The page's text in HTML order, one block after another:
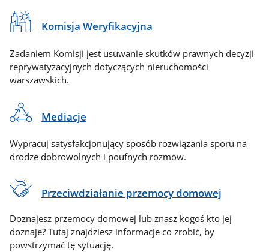
Komisja Weryfikacyjna
Zadaniem Komisji jest usuwanie skutków prawnych decyzji
reprywatyzacyjnych dotyczących nieruchomości
warszawskich.
Mediacje
Wypracuj satysfakcjonujący sposób rozwiązania sporu na
drodze dobrowolnych i poufnych rozmów.
Przeciwdziałanie przemocy domowej
Doznajesz przemocy domowej lub znasz kogoś kto jej
doznaje? Tutaj znajdziesz informacje co zrobić, by
powstrzymać tę sytuację.